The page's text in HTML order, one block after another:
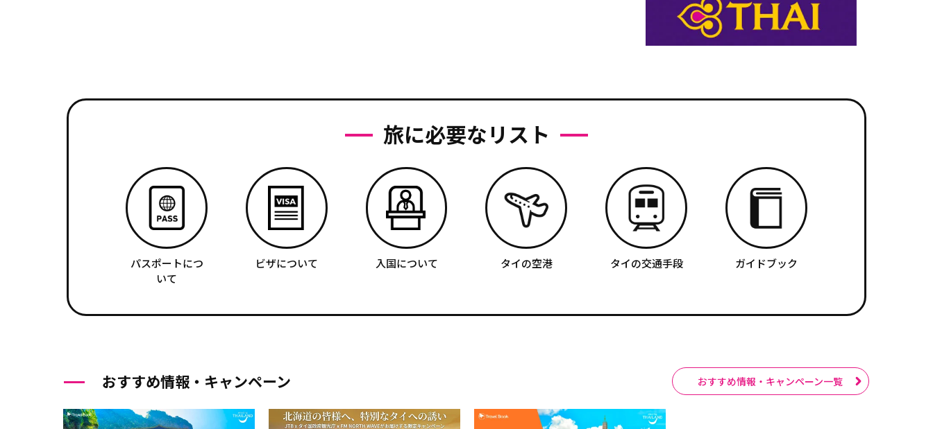
旅に必要なリスト
パスポートにつ
いて
ビザについて 入国について タイの空港 タイの交通手段 ガイドブック
おすすめ情報・キャンペーン おすすめ情報・キャンペーン一覧